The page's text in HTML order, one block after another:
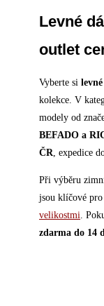
Levné
outlet
Vyberte si
kolekce. V
modely od
BEFADO a
ČR , expedice
Při výběru
jsou klíčové
velikostmi .
zdarma do 14